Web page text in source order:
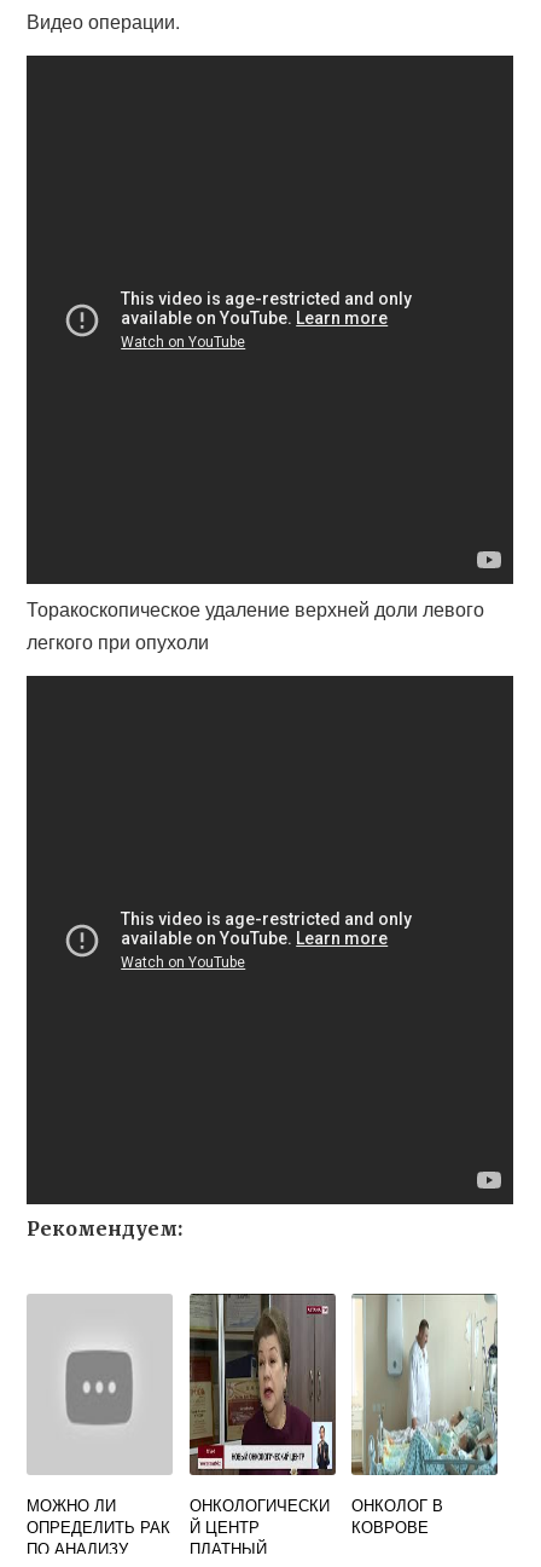
Видео операции.
Торакоскопическое удаление верхней доли левого
легкого при опухоли
Рекомендуем:
МОЖНО ЛИ
ОПРЕДЕЛИТЬ РАК
ПО АНАЛИЗУ
ОНКОЛОГИЧЕСКИ
Й ЦЕНТР
ПЛАТНЫЙ
ОНКОЛОГ В
КОВРОВЕ